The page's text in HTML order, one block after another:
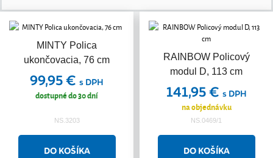
MINTY Polica
ukončovacia, 76 cm
99,95 € s DPH
dostupné do 30 dní
NS.3203
RAINBOW Policový
modul D, 113 cm
141,95 € s DPH
na objednávku
NS.0469/1